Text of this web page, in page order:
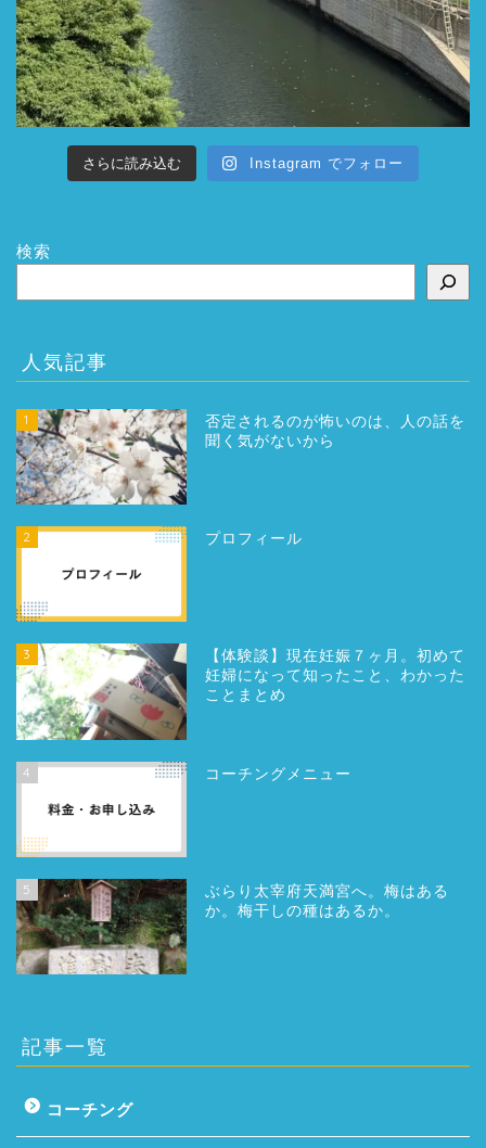
さらに読み込む Instagram でフォロー
検索
人気記事
1
否定されるのが怖いのは、人の話を
聞く気がないから
2 プロフィール
3
【体験談】現在妊娠７ヶ月。初めて
妊婦になって知ったこと、わかった
ことまとめ
4 コーチングメニュー
5
ぶらり太宰府天満宮へ。梅はある
か。梅干しの種はあるか。
記事一覧
コーチング